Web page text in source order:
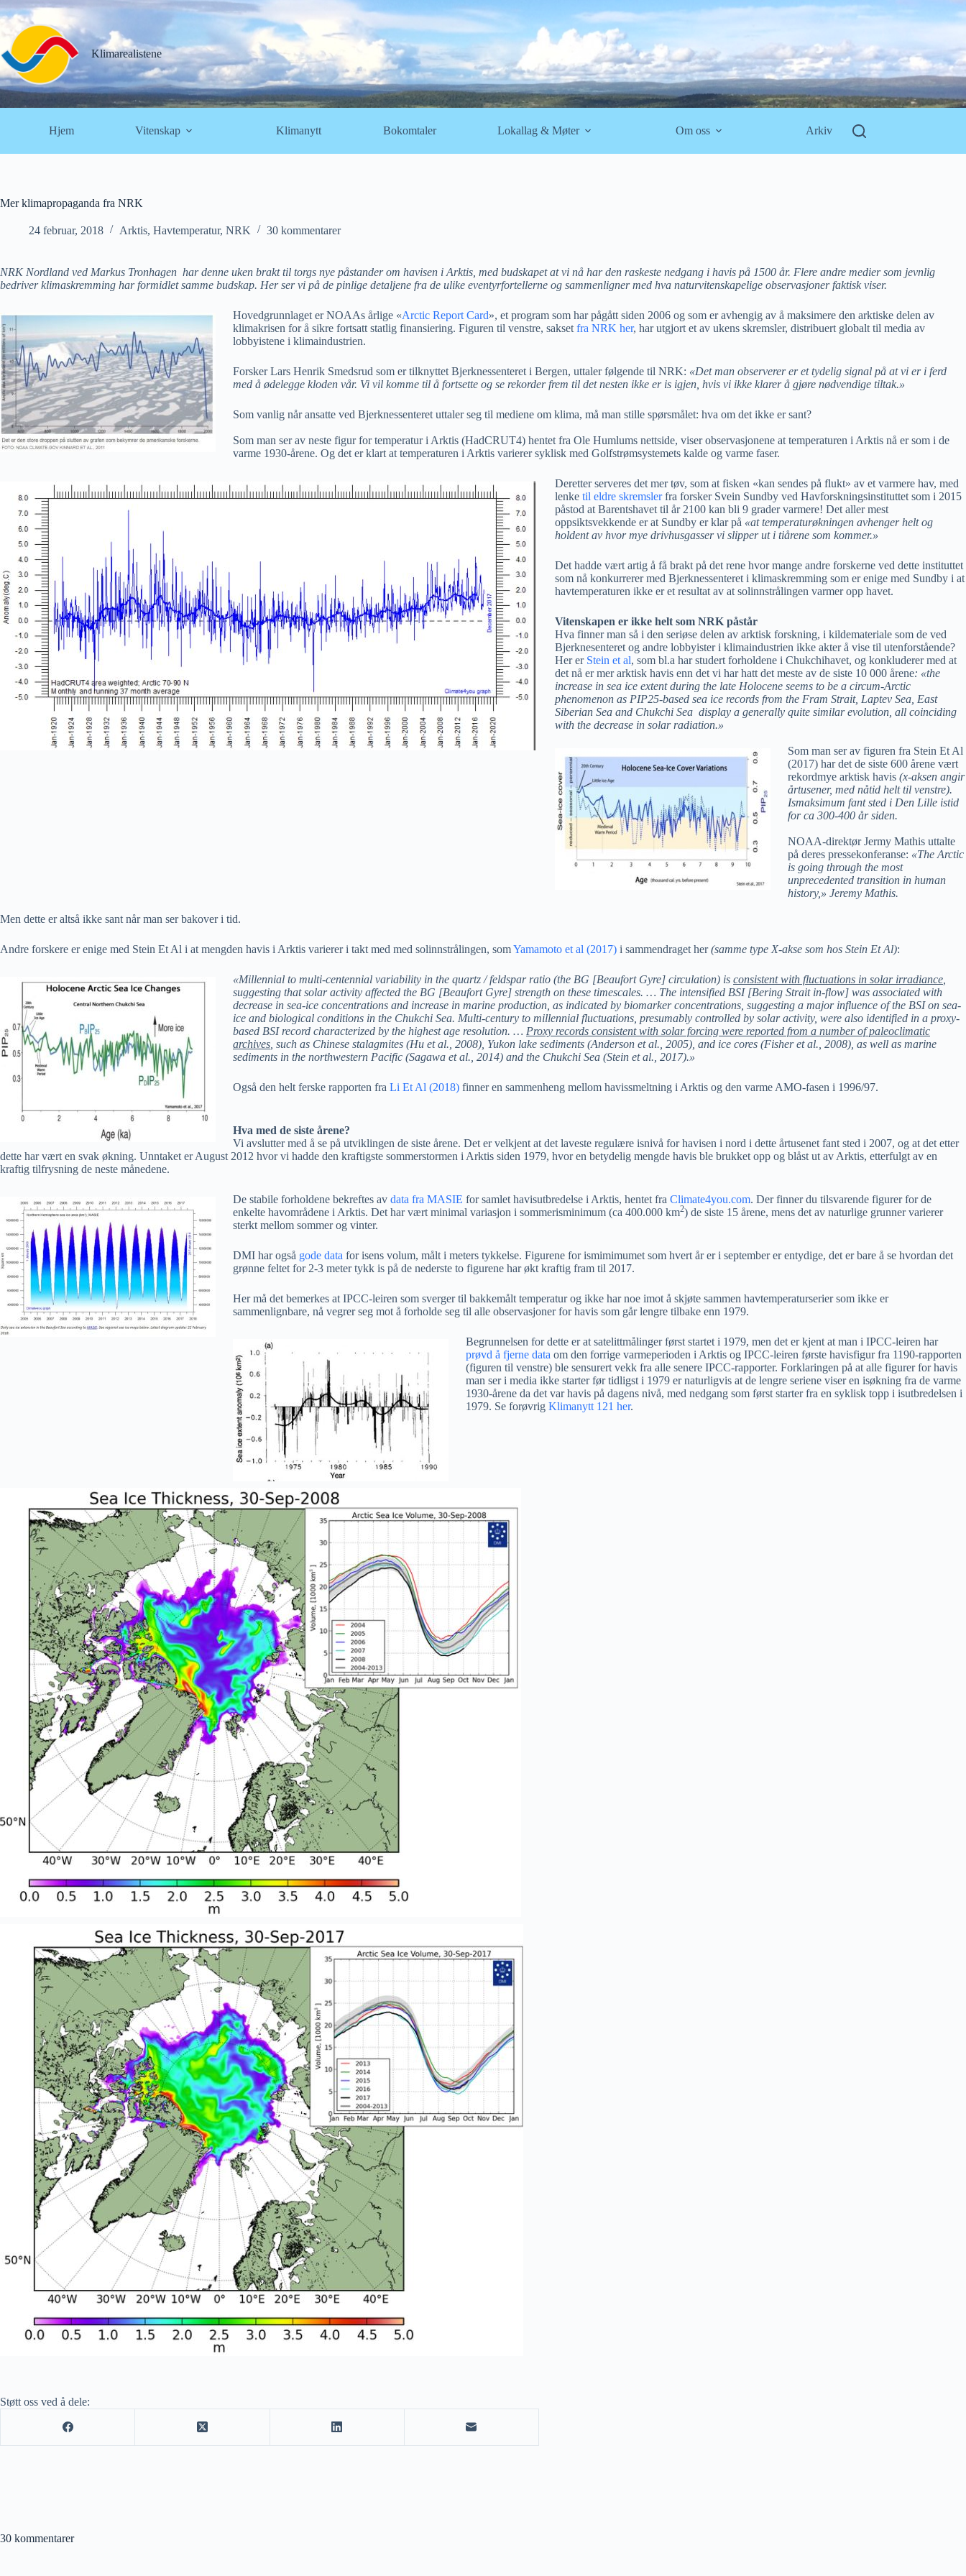
Hopp
til
innholdet
Klimarealistene
Hjem Vitenskap Klimanytt Bokomtaler Lokallag & Møter Om oss Arkiv
Mer klimapropaganda fra NRK
24 februar, 2018 Arktis, Havtemperatur, NRK 30 kommentarer
NRK Nordland ved Markus Tronhagen har denne uken brakt til torgs nye påstander om havisen i Arktis, med budskapet at vi nå har den raskeste nedgang i havis på 1500 år. Flere andre medier som jevnlig
bedriver klimaskremming har formidlet samme budskap. Her ser vi på de pinlige detaljene fra de ulike eventyrfortellerne og sammenligner med hva naturvitenskapelige observasjoner faktisk viser.
Hovedgrunnlaget er NOAAs årlige «Arctic Report Card», et program som har pågått siden 2006 og som er avhengig av å maksimere den arktiske delen av
klimakrisen for å sikre fortsatt statlig finansiering. Figuren til venstre, sakset fra NRK her, har utgjort et av ukens skremsler, distribuert globalt til media av
lobbyistene i klimaindustrien.
Forsker Lars Henrik Smedsrud som er tilknyttet Bjerknessenteret i Bergen, uttaler følgende til NRK: «Det man observerer er et tydelig signal på at vi er i ferd
med å ødelegge kloden vår. Vi vil komme til å fortsette og se rekorder frem til det nesten ikke er is igjen, hvis vi ikke klarer å gjøre nødvendige tiltak.»
Som vanlig når ansatte ved Bjerknessenteret uttaler seg til mediene om klima, må man stille spørsmålet: hva om det ikke er sant?
Som man ser av neste figur for temperatur i Arktis (HadCRUT4) hentet fra Ole Humlums nettside, viser observasjonene at temperaturen i Arktis nå er som i de
varme 1930-årene. Og det er klart at temperaturen i Arktis varierer syklisk med Golfstrømsystemets kalde og varme faser.
Deretter serveres det mer tøv, som at fisken «kan sendes på flukt» av et varmere hav, med
lenke til eldre skremslerfra forsker Svein Sundby ved Havforskningsinstituttet som i 2015
påstod at Barentshavet til år 2100 kan bli 9 grader varmere! Det aller mest
oppsiktsvekkende er at Sundby er klar på «at temperaturøkningen avhenger helt og
holdent av hvor mye drivhusgasser vi slipper ut i tiårene som kommer.»
Det hadde vært artig å få brakt på det rene hvor mange andre forskerne ved dette instituttet
som nå konkurrerer med Bjerknessenteret i klimaskremming som er enige med Sundby i at
havtemperaturen ikke er et resultat av at solinnstrålingen varmer opp havet.
Vitenskapen er ikke helt som NRK påstår
Hva finner man så i den seriøse delen av arktisk forskning, i kildemateriale som de ved
Bjerknesenteret og andre lobbyister i klimaindustrien ikke akter å vise til utenforstående?
Her er Stein et al, som bl.a har studert forholdene i Chukchihavet, og konkluderer med at
det nå er mer arktisk havis enn det vi har hatt det meste av de siste 10 000 årene: «the
increase in sea ice extent during the late Holocene seems to be a circum-Arctic
phenomenon as PIP25-based sea ice records from the Fram Strait, Laptev Sea, East
Siberian Sea and Chukchi Sea display a generally quite similar evolution, all coinciding
with the decrease in solar radiation.»
Som man ser av figuren fra Stein Et Al
(2017) har det de siste 600 årene vært
rekordmye arktisk havis (x-aksen angir
årtusener, med nåtid helt til venstre).
Ismaksimum fant sted i Den Lille istid
for ca 300-400 år siden.
NOAA-direktør Jermy Mathis uttalte
på deres pressekonferanse: «The Arctic
is going through the most
unprecedented transition in human
history, » Jeremy Mathis.
Men dette er altså ikke sant når man ser bakover i tid.
Andre forskere er enige med Stein Et Al i at mengden havis i Arktis varierer i takt med med solinnstrålingen, somYamamoto et al (2017) i sammendraget her(samme type X-akse som hos Stein Et Al):
«Millennial to multi-centennial variability in the quartz / feldspar ratio (the BG [Beaufort Gyre] circulation) is consistent with fluctuations in solar irradiance
suggesting that solar activity affected the BG [Beaufort Gyre] strength on these timescales. … The intensified BSI [Bering Strait in-flow] was associated with
decrease in sea-ice concentrations and increase in marine production, as indicated by biomarker concentrations, suggesting a major influence of the BSI on sea-
ice and biological conditions in the Chukchi Sea. Multi-century to millennial fluctuations, presumably controlled by solar activity, were also identified in a proxy-
based BSI record characterized by the highest age resolution. … Proxy records consistent with solar forcing were reported from a number of paleoclimatic
archives , such as Chinese stalagmites (Hu et al., 2008), Yukon lake sediments (Anderson et al., 2005), and ice cores (Fisher et al., 2008), as well as marine
sediments in the northwestern Pacific (Sagawa et al., 2014) and the Chukchi Sea (Stein et al., 2017).»
Også den helt ferske rapporten fra Li Et Al (2018) finner en sammenheng mellom havissmeltning i Arktis og den varme AMO-fasen i 1996/97.
Hva med de siste årene?
Vi avslutter med å se på utviklingen de siste årene. Det er velkjent at det laveste regulære isnivå for havisen i nord i dette årtusenet fant sted i 2007, og at det etter
dette har vært en svak økning. Unntaket er August 2012 hvor vi hadde den kraftigste sommerstormen i Arktis siden 1979, hvor en betydelig mengde havis ble brukket opp og blåst ut av Arktis, etterfulgt av en
kraftig tilfrysning de neste månedene.
De stabile forholdene bekreftes av data fra MASIE for samlet havisutbredelse i Arktis, hentet fra Climate4you.com. Der finner du tilsvarende figurer for de
enkelte havområdene i Arktis. Det har vært minimal variasjon i sommerisminimum (ca 400.000 km2) de siste 15 årene, mens det av naturlige grunner varierer
sterkt mellom sommer og vinter.
DMI har også gode data for isens volum, målt i meters tykkelse. Figurene for ismimimumet som hvert år er i september er entydige, det er bare å se hvordan det
grønne feltet for 2-3 meter tykk is på de nederste to figurene har økt kraftig fram til 2017.
Her må det bemerkes at IPCC-leiren som sverger til bakkemålt temperatur og ikke har noe imot å skjøte sammen havtemperaturserier som ikke er
sammenlignbare, nå vegrer seg mot å forholde seg til alle observasjoner for havis som går lengre tilbake enn 1979.
Begrunnelsen for dette er at satelittmålinger først startet i 1979, men det er kjent at man i IPCC-leiren har
prøvd å fjerne data om den forrige varmeperioden i Arktis og IPCC-leiren første havisfigur fra 1190-rapporten
(figuren til venstre) ble sensurert vekk fra alle senere IPCC-rapporter. Forklaringen på at alle figurer for havis
man ser i media ikke starter før tidligst i 1979 er naturligvis at de lengre seriene viser en isøkning fra de varme
1930-årene da det var havis på dagens nivå, med nedgang som først starter fra en syklisk topp i isutbredelsen i
1979. Se forøvrig Klimanytt 121 her.
Støtt oss ved å dele:
30 kommentarer